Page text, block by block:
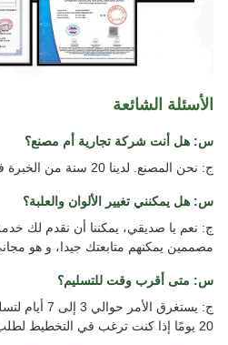
الأسئلة الشائعة
س: هل أنت شركة تجارية أم مصنع؟
ج: نحن المصنع. لدينا 20 سنة من الخبرة في الإنتاج.
س: هل يمكنني تغيير الألوان والعلبة؟
ج: نعم يا صديقي، يمكننا أن نقدم لك
مصممين يمكنهم متابعتك جيدا، و هو
س: متى أقرب وقت للتسليم؟
20 يومًا إذا كنت ترغب في التخطيط لطلب لمنتجات OEM.